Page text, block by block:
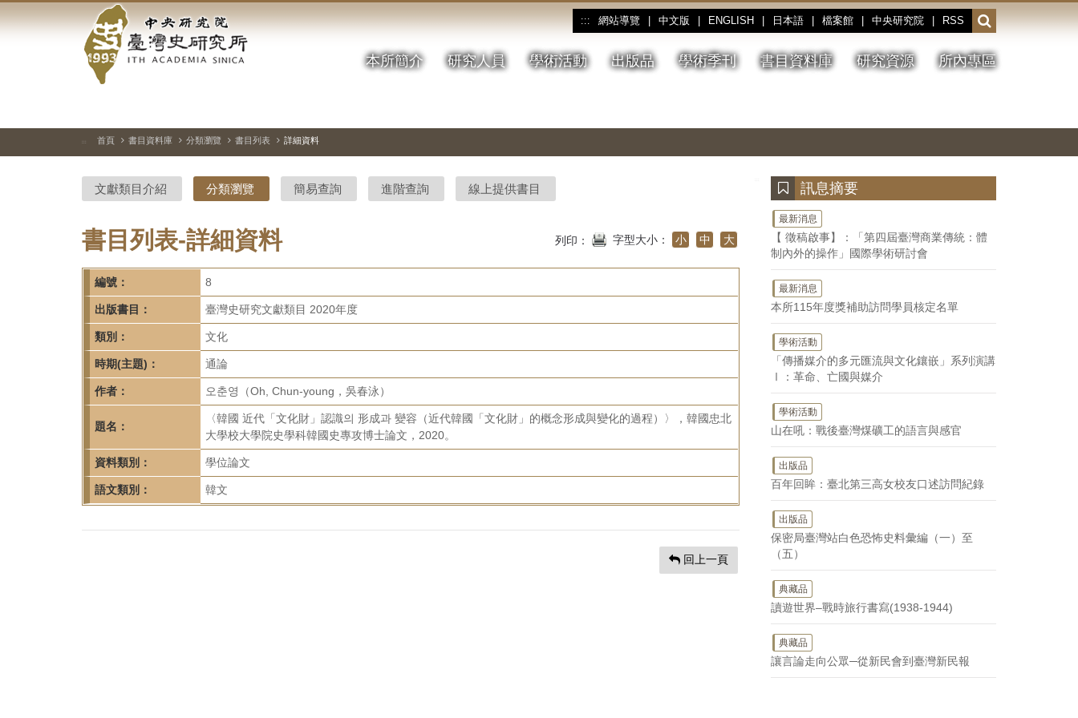
到
中
央
研
院-
臺
灣
史
研
究
所-
首
頁
::: 網站導覽 中文版 ENGLISH 日本語 檔案館 中央研究院 RSS
開
啟
或
收
本所簡介 研究人員 學術活動 出版品 學術季刊 書目資料庫 研究資源 所內專區
停、
圖
圖
結
::: 首頁 書目資料庫 分類瀏覽 書目列表 詳細資料
文獻類目介紹 分類瀏覽 簡易查詢 進階查詢 線上提供書目
書目列表-詳細資料 列印： 字型大小： 小 中 大
編號： 8
出版書目： 臺灣史研究文獻類目 2020年度
類別： 文化
時期(主題)： 通論
作者： 오춘영（Oh, Chun-young，吳春泳）
題名：
〈韓國 近代「文化財」認識의 形成과 變容（近代韓國「文化財」的概念形成與變化的過程）〉，韓國忠北
大學校大學院史學科韓國史專攻博士論文，2020。
資料類別： 學位論文
語文類別： 韓文
回上一頁
訊息摘要
最新消息
【 徵稿啟事】：「第四屆臺灣商業傳統：體
制內外的操作」國際學術研討會
最新消息
本所115年度獎補助訪問學員核定名單
學術活動
「傳播媒介的多元匯流與文化鑲嵌」系列演講
Ⅰ：革命、亡國與媒介
學術活動
山在吼：戰後臺灣煤礦工的語言與感官
出版品
百年回眸：臺北第三高女校友口述訪問紀錄
出版品
保密局臺灣站白色恐怖史料彙編（一）至
（五）
典藏品
讀遊世界–戰時旅行書寫(1938-1944)
典藏品
讓言論走向公眾─從新民會到臺灣新民報